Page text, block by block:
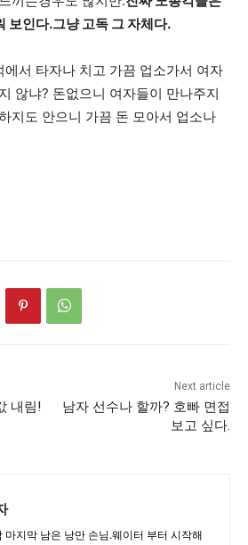
보인다.그냥 고독 그 자체다.
서 타자나 치고 가끔 업소가서 여자
않냐? 돈없으니 여자들이 만나주지
지도 안으니 가끔 돈 모아서 업소나
내림!
Next article
남자 선수나 할까? 호빠 면접
보고 싶다.
마지막 남은 낭만 손님.웨이터 부터 시작해